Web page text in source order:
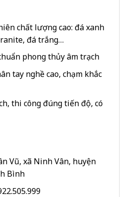
chất lượng cao: đá xanh
đá trắng…
phong thủy âm trạch
tay nghề cao, chạm khắc
thi công đúng tiến độ, có
Vũ, xã Ninh Vân, huyện
Bình